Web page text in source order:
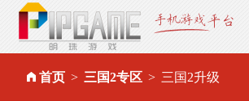
首页 三国2专区 三国2升级